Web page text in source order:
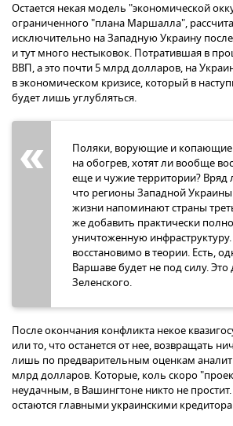
Остается некая модель "экономической
ограниченного "плана Маршалла",
исключительно на Западную Украину
и тут много нестыковок. Потратившая в
ВВП, а это почти 5 млрд долларов, на
в экономическом кризисе, который в
будет лишь углубляться.
Поляки, ворующие и копающие
на обогрев, хотят ли вообще
еще и чужие территории? Вряд
что регионы Западной
жизни напоминают страны
же добавить практически
уничтоженную
восстановимо в теории. Есть,
Варшаве будет не под силу. Это
Зеленского.
После окончания конфликта некое
или то, что останется от нее, возвращать
лишь по предварительным оценкам
млрд долларов. Которые, коль скоро
неудачным, в Вашингтоне никто не
остаются главными украинскими